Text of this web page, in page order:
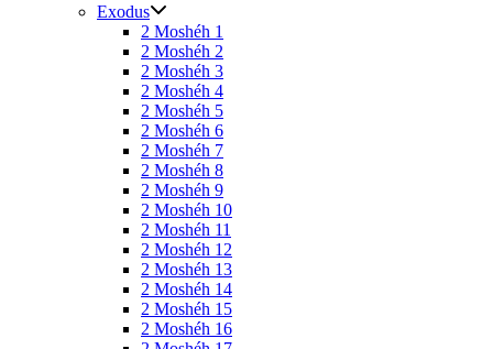
Exodus
2 Moshéh 1
2 Moshéh 2
2 Moshéh 3
2 Moshéh 4
2 Moshéh 5
2 Moshéh 6
2 Moshéh 7
2 Moshéh 8
2 Moshéh 9
2 Moshéh 10
2 Moshéh 11
2 Moshéh 12
2 Moshéh 13
2 Moshéh 14
2 Moshéh 15
2 Moshéh 16